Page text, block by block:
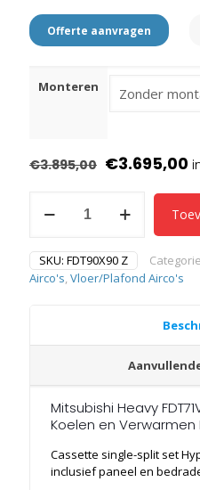
Offerte aanvragen
Monteren
€3.895,00
was:
€3.895,00.
€3.695,00
Heavy
FDT71VH+Wandbediening
7,1
Kw
Koelen
SKU: FDT90X90 Z
Airco's Vloer/Plafond Airco's
Mitsubishi Heavy
Koelen en Verwarmen
Cassette single-split set
inclusief paneel en